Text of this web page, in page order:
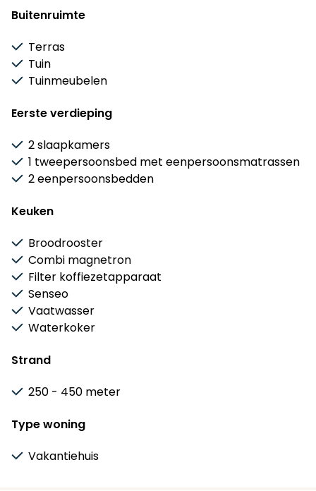
* tosti ijzer
Buitenruimte
Terras
Tuin
Tuinmeubelen
Eerste verdieping
2 slaapkamers
1 tweepersoonsbed met eenpersoonsmatrassen
2 eenpersoonsbedden
Keuken
Broodrooster
Combi magnetron
Filter koffiezetapparaat
Senseo
Vaatwasser
Waterkoker
Strand
250 - 450 meter
Type woning
Vakantiehuis